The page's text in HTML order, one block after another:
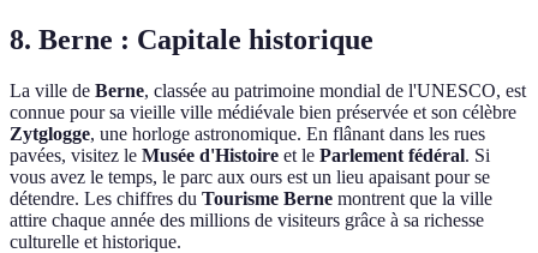
8. Berne : Capitale historique
La ville de Berne, classée au patrimoine mondial de l'UNESCO, est
connue pour sa vieille ville médiévale bien préservée et son célèbre
Zytglogge, une horloge astronomique. En flânant dans les rues
pavées, visitez le Musée d'Histoire et le Parlement fédéral. Si
vous avez le temps, le parc aux ours est un lieu apaisant pour se
détendre. Les chiffres du Tourisme Berne montrent que la ville
attire chaque année des millions de visiteurs grâce à sa richesse
culturelle et historique.